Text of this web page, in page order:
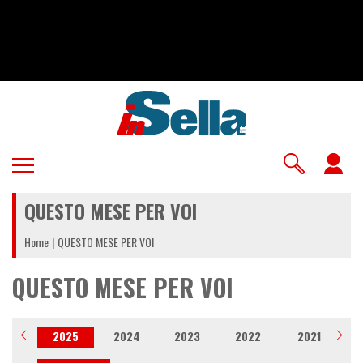
QUESTO MESE PER VOI
Home QUESTO MESE PER VOI
QUESTO MESE PER VOI
2025 2024 2023 2022 2021